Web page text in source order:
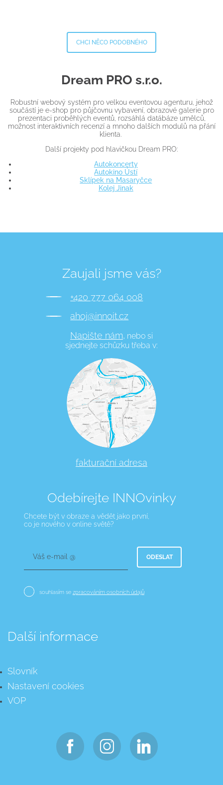
CHCI NĚCO PODOBNÉHO
Dream PRO s.r.o.
Robustní webový systém pro velkou eventovou agenturu, jehož
součástí je e-shop pro půjčovnu vybavení, obrazové galerie pro
prezentaci proběhlých eventů, rozsáhlá datábáze umělců,
možnost interaktivních recenzí a mnoho dalších modulů na přání
klienta.
Další projekty pod hlavičkou Dream PRO:
Autokoncerty
Autokino Ústí
Sklípek na Masaryčce
Kolej Jinak
Zaujali jsme vás?
+420 777 064 008
ahoj@innoit.cz
Napište nám, nebo si
sjednejte schůzku třeba v:
fakturační adresa
Další informace
Slovník
Nastavení cookies
VOP
Odebírejte INNOvinky
Chcete být v obraze a vědět jako první,
co je nového v online světě?
Váš e-mail @ ODESLAT
souhlasím se zpracováním osobních údajů